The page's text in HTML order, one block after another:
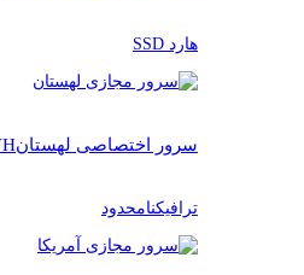
هارد SSD
سرور اختصاصی لهستان
ترافیکنامحدود